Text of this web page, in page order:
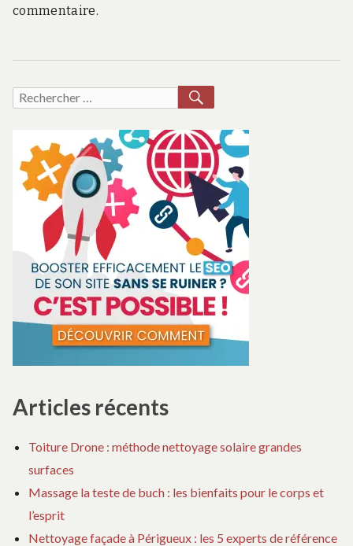
commentaire.
Recherche
Articles récents
Toiture Drone : méthode nettoyage solaire grandes
surfaces
Massage la teste de buch : les bienfaits pour le corps et
l’esprit
Nettoyage façade à Périgueux : les 5 experts de référence